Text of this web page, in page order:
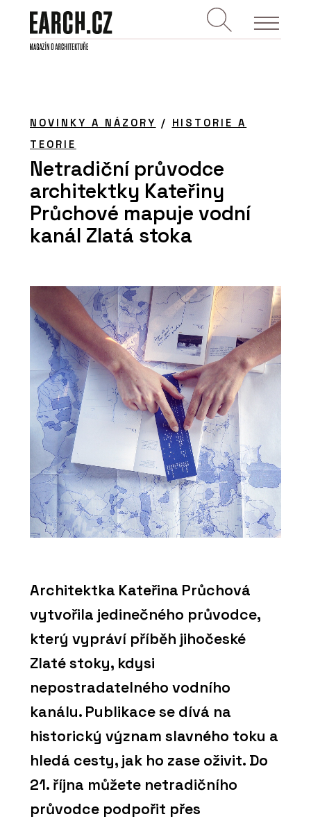
NOVINKY A NÁZORY / HISTORIE A
TEORIE
Netradiční průvodce
architektky Kateřiny
Průchové mapuje vodní
kanál Zlatá stoka
Architektka Kateřina Průchová
vytvořila jedinečného průvodce,
který vypráví příběh jihočeské
Zlaté stoky, kdysi
nepostradatelného vodního
kanálu. Publikace se dívá na
historický význam slavného toku a
hledá cesty, jak ho zase oživit. Do
21. října můžete netradičního
průvodce podpořit přes